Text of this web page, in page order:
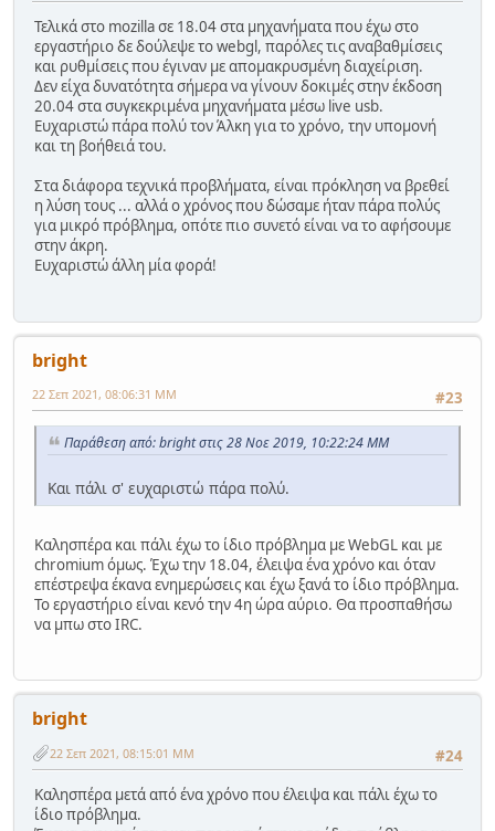
Τελικά στο mozilla σε 18.04 στα μηχανήματα που έχω στο
εργαστήριο δε δούλεψε το webgl, παρόλες τις αναβαθμίσεις
και ρυθμίσεις που έγιναν με απομακρυσμένη διαχείριση.
Δεν είχα δυνατότητα σήμερα να γίνουν δοκιμές στην έκδοση
20.04 στα συγκεκριμένα μηχανήματα μέσω live usb.
Ευχαριστώ πάρα πολύ τον Άλκη για το χρόνο, την υπομονή
και τη βοήθειά του.
Στα διάφορα τεχνικά προβλήματα, είναι πρόκληση να βρεθεί
η λύση τους ... αλλά ο χρόνος που δώσαμε ήταν πάρα πολύς
για μικρό πρόβλημα, οπότε πιο συνετό είναι να το αφήσουμε
στην άκρη.
Ευχαριστώ άλλη μία φορά!
bright
#23
22 Σεπ 2021, 08:06:31 ΜΜ
Παράθεση από: bright στις 28 Νοε 2019, 10:22:24 ΜΜ
Και πάλι σ' ευχαριστώ πάρα πολύ.
Καλησπέρα και πάλι έχω το ίδιο πρόβλημα με WebGL και με
chromium όμως. Έχω την 18.04, έλειψα ένα χρόνο και όταν
επέστρεψα έκανα ενημερώσεις και έχω ξανά το ίδιο πρόβλημα.
Το εργαστήριο είναι κενό την 4η ώρα αύριο. Θα προσπαθήσω
να μπω στο IRC.
bright
#24
22 Σεπ 2021, 08:15:01 ΜΜ
Καλησπέρα μετά από ένα χρόνο που έλειψα και πάλι έχω το
ίδιο πρόβλημα.